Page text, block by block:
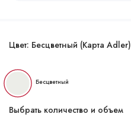
Цвет: Бесцветный (Карта Adler)
Бесцветный
Выбрать количество и объем